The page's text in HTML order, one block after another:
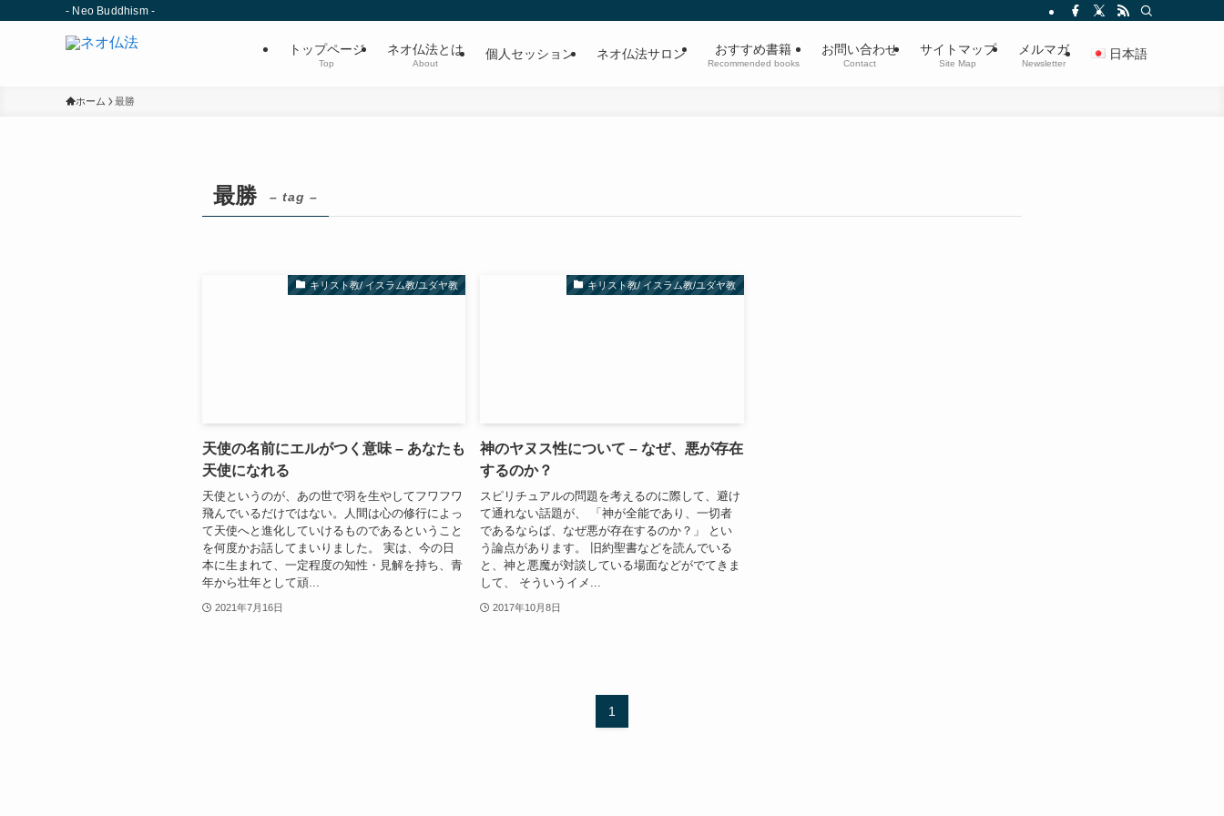
- Neo Buddhism -
トップページ
Top
ネオ仏法とは
About
個人セッション ネオ仏法サロン おすすめ書籍
Recommended books
お問い合わせ
Contact
サイトマップ
Site Map
メルマガ
Newsletter
日本語
ホーム 最勝
最勝 – tag –
キリスト教/ イスラム教/ユダヤ教
天使の名前にエルがつく意味 – あなたも
天使になれる
天使というのが、あの世で羽を生やしてフワフワ
飛んでいるだけではない。人間は心の修行によっ
て天使へと進化していけるものであるということ
を何度かお話してまいりました。 実は、今の日
本に生まれて、一定程度の知性・見解を持ち、青
年から壮年として頑...
2021年7月16日
キリスト教/ イスラム教/ユダヤ教
神のヤヌス性について – なぜ、悪が存在
するのか？
スピリチュアルの問題を考えるのに際して、避け
て通れない話題が、 「神が全能であり、一切者
であるならば、なぜ悪が存在するのか？」 とい
う論点があります。 旧約聖書などを読んでいる
と、神と悪魔が対談している場面などがでてきま
して、 そういうイメ...
2017年10月8日
1